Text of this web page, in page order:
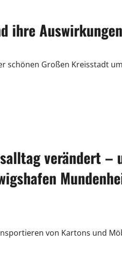
ihre
schönen Großen Kreisstadt
verändert –
von Kartons und